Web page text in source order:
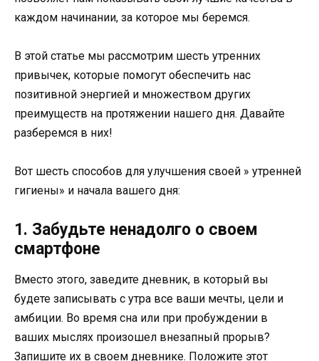
каждом начинании, за которое мы беремся.
В этой статье мы рассмотрим шесть утренних
привычек, которые помогут обеспечить нас
позитивной энергией и множеством других
преимуществ на протяжении нашего дня. Давайте
разберемся в них!
Вот шесть способов для улучшения своей » утренней
гигиены» и начала вашего дня:
1. Забудьте ненадолго о своем
смартфоне
Вместо этого, заведите дневник, в который вы
будете записывать с утра все ваши мечты, цели и
амбиции. Во время сна или при пробуждении в
ваших мыслях произошел внезапный прорыв?
Запишите их в своем дневнике. Положите этот